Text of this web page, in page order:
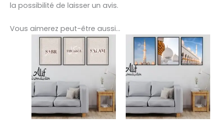
la possibilité de laisser un avis.
Vous aimerez peut-être aussi…
Ce
produit
a
plusieurs
variations.
Les
options